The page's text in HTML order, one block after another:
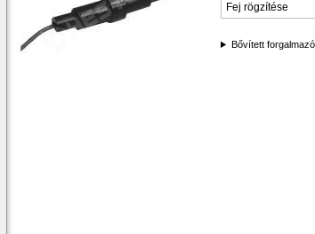
Fej rögzítése
Bővített